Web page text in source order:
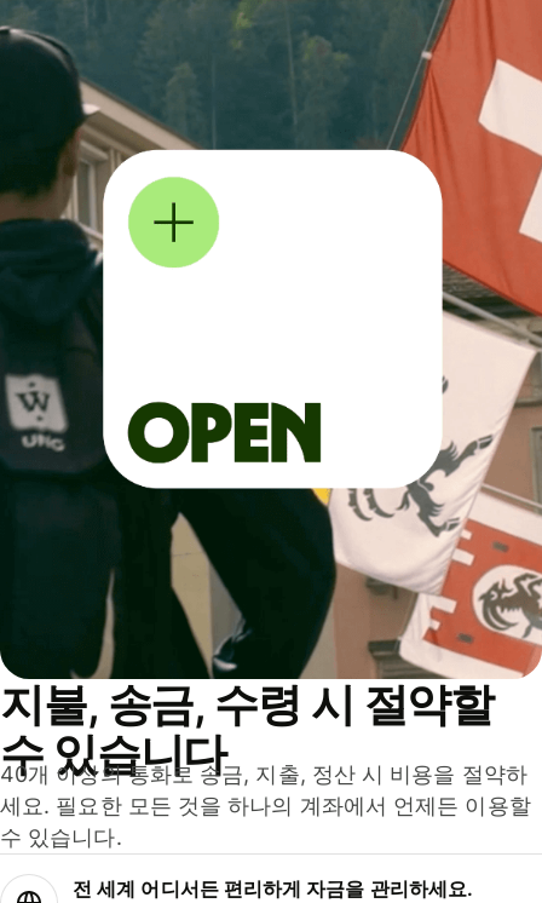
지불, 송금, 수령 시 절약할
수 있습니다
40개 이상의 통화로 송금, 지출, 정산 시 비용을 절약하
세요. 필요한 모든 것을 하나의 계좌에서 언제든 이용할
수 있습니다.
전 세계 어디서든 편리하게 자금을 관리하세요.